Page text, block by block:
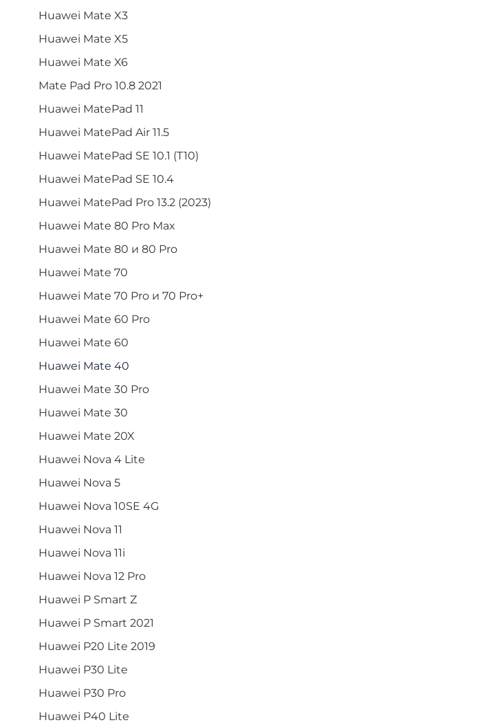
Huawei Mate X3
Huawei Mate X5
Huawei Mate X6
Mate Pad Pro 10.8 2021
Huawei MatePad 11
Huawei MatePad Air 11.5
Huawei MatePad SE 10.1 (T10)
Huawei MatePad SE 10.4
Huawei MatePad Pro 13.2 (2023)
Huawei Mate 80 Pro Max
Huawei Mate 80 и 80 Pro
Huawei Mate 70
Huawei Mate 70 Pro и 70 Pro+
Huawei Mate 60 Pro
Huawei Mate 60
Huawei Mate 40
Huawei Mate 30 Pro
Huawei Mate 30
Huawei Mate 20X
Huawei Nova 4 Lite
Huawei Nova 5
Huawei Nova 10SE 4G
Huawei Nova 11
Huawei Nova 11i
Huawei Nova 12 Pro
Huawei P Smart Z
Huawei P Smart 2021
Huawei P20 Lite 2019
Huawei P30 Lite
Huawei P30 Pro
Huawei P40 Lite